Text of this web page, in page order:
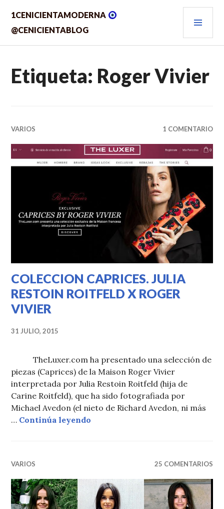
contenido.
1CENICIENTAMODERNA
@CENICIENTABLOG
Etiqueta: Roger Vivier
VARIOS 1 COMENTARIO
COLECCION CAPRICES. JULIA
RESTOIN ROITFELD X ROGER
VIVIER
31 JULIO, 2015
TheLuxer.com ha presentado una selección de
piezas (Caprices) de la Maison Roger Vivier
interpretada por Julia Restoin Roitfeld (hija de
Carine Roitfeld), que ha sido fotografiada por
Michael Avedon (el nieto de Richard Avedon, ni más
… Continúa leyendo
VARIOS 25 COMENTARIOS